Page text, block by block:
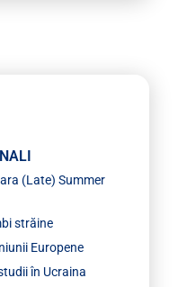
(Late) Summer
străine
Europene
în Ucraina